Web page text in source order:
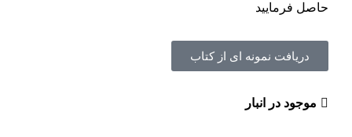
حاصل فرماييد
دریافت نمونه ای از کتاب
موجود در انبار